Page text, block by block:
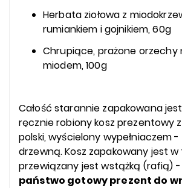
Herbata ziołowa z
rumiankiem i gojnikiem, 60g
Chrupiące, prażone orzechy
miodem, 100g
Całość starannie zapakowana
ręcznie robiony kosz prezentowy
polski, wyścielony wypełniaczem -
drzewną. Kosz zapakowany jest w
przewiązany jest wstążką (rafią) -
państwo gotowy prezent do